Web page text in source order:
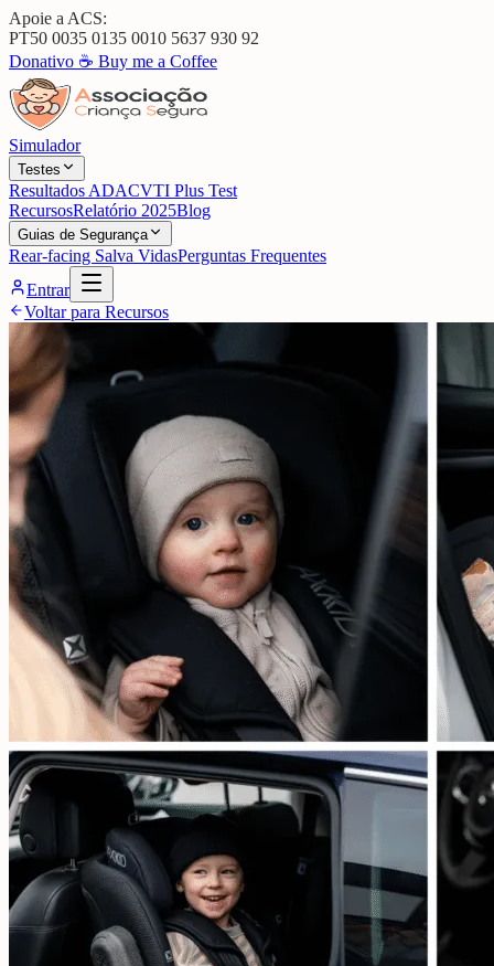
Apoie a ACS:
PT50 0035 0135 0010 5637 930 92
Donativo ☕ Buy me a Coffee
Simulador
Testes
Resultados ADACVTI Plus Test
RecursosRelatório 2025Blog
Guias de Segurança
Rear-facing Salva VidasPerguntas Frequentes
Entrar
Voltar para Recursos